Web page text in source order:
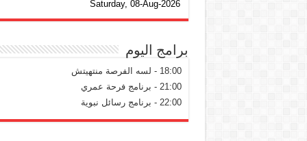
Saturday, 08-Aug-2026
برامج اليوم
18:00 - لسه الفرصة منتهيتش
21:00 - برنامج فرحة عمري
22:00 - برنامج رسائل نبوية